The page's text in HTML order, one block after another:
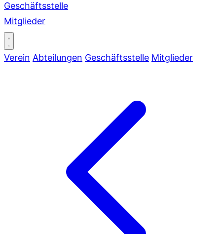
Geschäftsstelle
Mitglieder
Verein Abteilungen Geschäftsstelle Mitglieder